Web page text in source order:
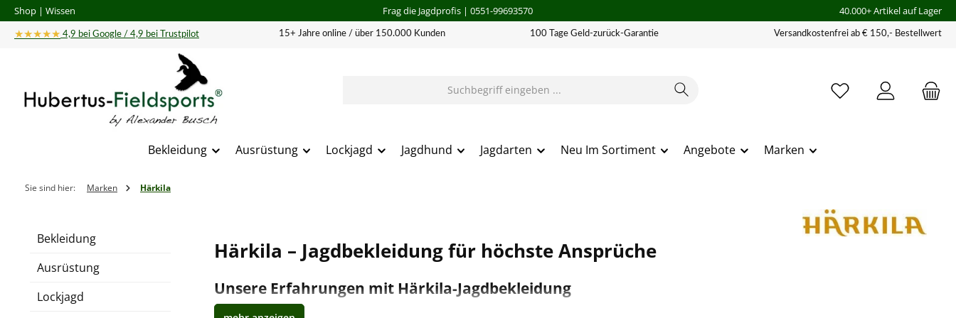
Hauptinhalt springen
Zur Suche springen
Zur Hauptnavigation springen
Shop | Wissen Frag die Jagdprofis| 0551-99693570 40.000+ Artikel auf Lager
★★★★★ 4,9 bei Google / 4,9 bei Trustpilot 15+ Jahre online / über 150.000 Kunden 100 Tage Geld-zurück-Garantie Versandkostenfrei ab € 150,- Bestellwert
Bekleidung Ausrüstung Lockjagd Jagdhund Jagdarten Neu Im Sortiment Angebote Marken
Sie sind hier: Marken Härkila
Bekleidung
Ausrüstung
Lockjagd
Härkila – Jagdbekleidung für höchste Ansprüche
Unsere Erfahrungen mit Härkila-Jagdbekleidung